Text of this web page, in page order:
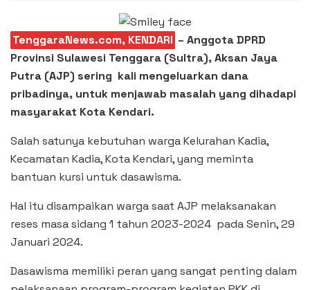
TenggaraNews.com, KENDARI – Anggota DPRD
Provinsi Sulawesi Tenggara (Sultra), Aksan Jaya
Putra (AJP) sering kali mengeluarkan dana
pribadinya, untuk menjawab masalah yang dihadapi
masyarakat Kota Kendari.
Salah satunya kebutuhan warga Kelurahan Kadia,
Kecamatan Kadia, Kota Kendari, yang meminta
bantuan kursi untuk dasawisma.
Hal itu disampaikan warga saat AJP melaksanakan
reses masa sidang 1 tahun 2023-2024 pada Senin, 29
Januari 2024.
Dasawisma memiliki peran yang sangat penting dalam